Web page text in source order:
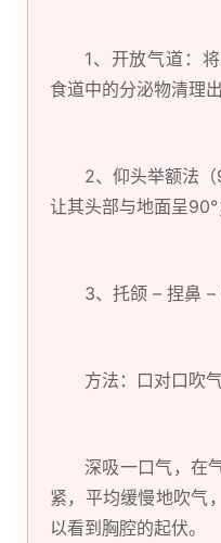
1、开放气道：
食道中的分泌物清理
2、仰头举额法（
让其头部与地面呈90°
3、托颌 – 捏鼻 –
方法：口对口吹气
深吸一口气，在
紧，平均缓慢地吹气
以看到胸腔的起伏。